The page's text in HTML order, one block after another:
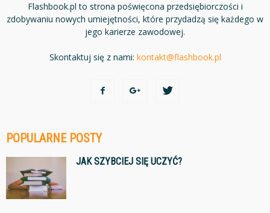
Flashbook.pl to strona poświęcona przedsiębiorczości i
zdobywaniu nowych umiejętności, które przydadzą się każdego w
jego karierze zawodowej.
Skontaktuj się z nami: kontakt@flashbook.pl
POPULARNE POSTY
JAK SZYBCIEJ SIĘ UCZYĆ?